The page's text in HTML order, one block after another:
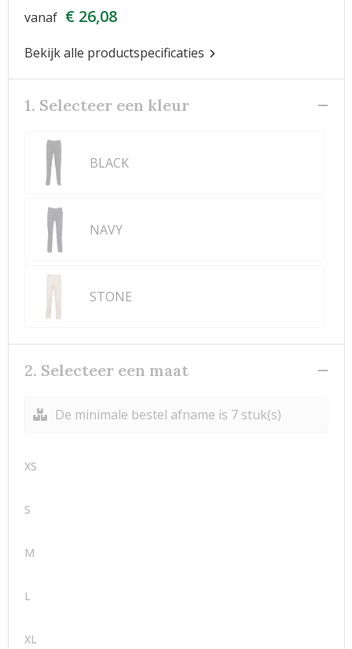
vanaf € 26,08
Bekijk alle productspecificaties
1. Selecteer een kleur
BLACK
NAVY
STONE
2. Selecteer een maat
De minimale bestel afname is 7 stuk(s)
XS
S
M
L
XL